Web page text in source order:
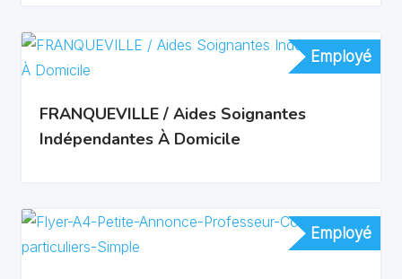
Employé
Employé
FRANQUEVILLE / Aides Soignantes
Indépendantes À Domicile
Employé
Employé